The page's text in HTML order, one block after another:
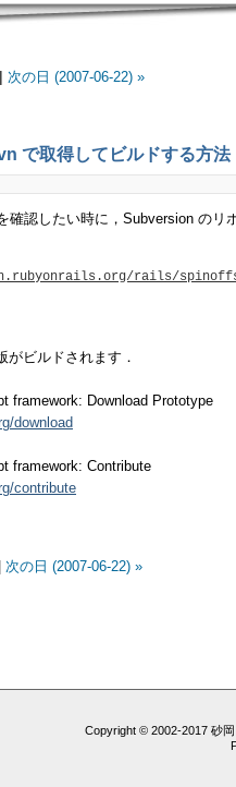
次の日 (2007-06-22) »
で取得してビルドする方法
確認したい時に，Subversion のリ
rails/
ビルドされます．
framework: Download Prototype
download
framework: Contribute
contribute
|次の日 (2007-06-22) »
Copyright © 2002-2017 砂